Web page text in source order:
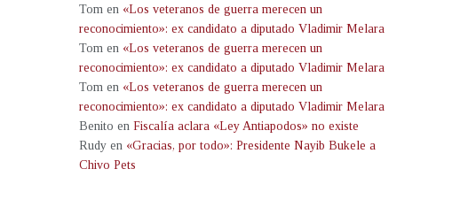
Tom en «Los veteranos de guerra merecen un
reconocimiento»: ex candidato a diputado Vladimir Melara
Tom en «Los veteranos de guerra merecen un
reconocimiento»: ex candidato a diputado Vladimir Melara
Tom en «Los veteranos de guerra merecen un
reconocimiento»: ex candidato a diputado Vladimir Melara
Benito en Fiscalía aclara «Ley Antiapodos» no existe
Rudy en «Gracias, por todo»: Presidente Nayib Bukele a
Chivo Pets